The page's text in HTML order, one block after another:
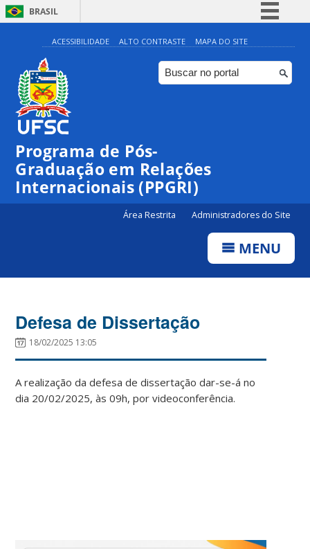
BRASIL
Simplifique!
Comunica BR
Participe
ACESSIBILIDADE ALTO CONTRASTE MAPA DO SITE
Programa de Pós-
Graduação em Relações
Internacionais (PPGRI)
Área Restrita Administradores do Site
MENU
Defesa de Dissertação
18/02/2025 13:05
A realização da defesa de dissertação dar-se-á no
dia 20/02/2025, às 09h, por videoconferência.